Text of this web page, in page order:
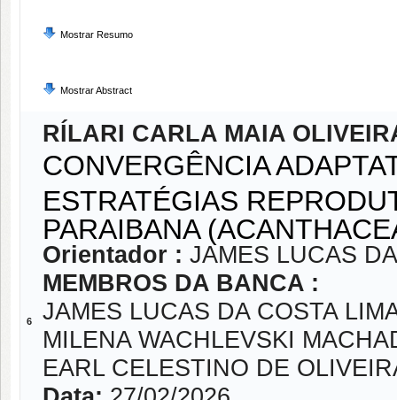
Mostrar Resumo
Mostrar Abstract
6
RÍLARI CARLA MAIA
CONVERGÊNCIA
ESTRATÉGIAS
PARAIBANA
Orientador : JAMES LUCAS
MEMBROS DA BANCA :
JAMES LUCAS DA COSTA
MILENA WACHLEVSKI
EARL CELESTINO DE